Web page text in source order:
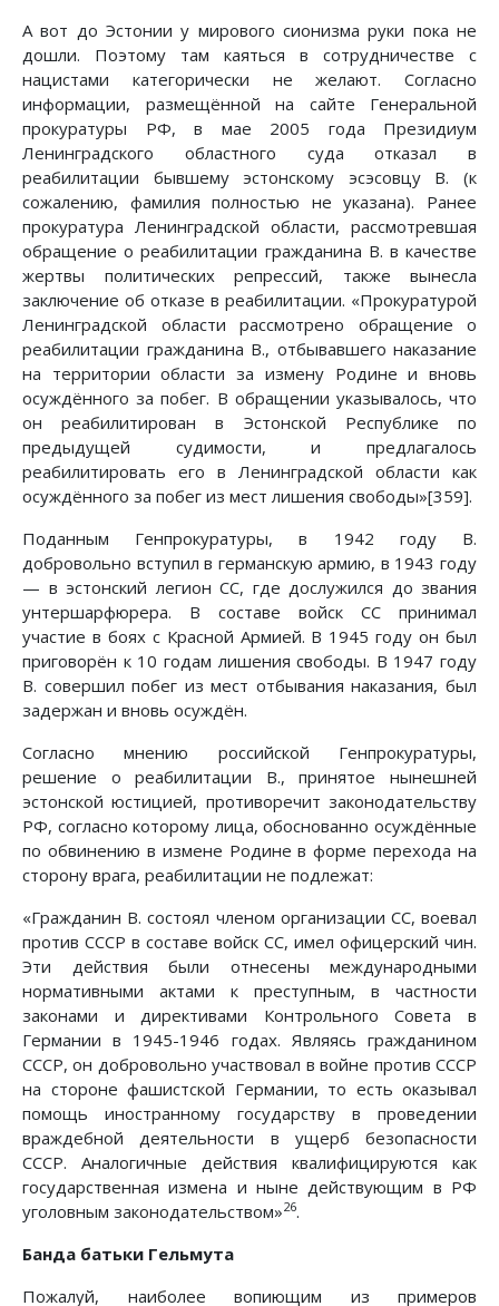
А вот до Эстонии у мирового сионизма руки пока не
дошли. Поэтому там каяться в сотрудничестве с
нацистами категорически не желают. Согласно
информации, размещённой на сайте Генеральной
прокуратуры РФ, в мае 2005 года Президиум
Ленинградского областного суда отказал в
реабилитации бывшему эстонскому эсэсовцу В. (к
сожалению, фамилия полностью не указана). Ранее
прокуратура Ленинградской области, рассмотревшая
обращение о реабилитации гражданина В. в качестве
жертвы политических репрессий, также вынесла
заключение об отказе в реабилитации. «Прокуратурой
Ленинградской области рассмотрено обращение о
реабилитации гражданина В., отбывавшего наказание
на территории области за измену Родине и вновь
осуждённого за побег. В обращении указывалось, что
он реабилитирован в Эстонской Республике по
предыдущей судимости, и предлагалось
реабилитировать его в Ленинградской области как
осуждённого за побег из мест лишения свободы»[359].
Поданным Генпрокуратуры, в 1942 году В.
добровольно вступил в германскую армию, в 1943 году
— в эстонский легион СС, где дослужился до звания
унтершарфюрера. В составе войск СС принимал
участие в боях с Красной Армией. В 1945 году он был
приговорён к 10 годам лишения свободы. В 1947 году
В. совершил побег из мест отбывания наказания, был
задержан и вновь осуждён.
Согласно мнению российской Генпрокуратуры,
решение о реабилитации В., принятое нынешней
эстонской юстицией, противоречит законодательству
РФ, согласно которому лица, обоснованно осуждённые
по обвинению в измене Родине в форме перехода на
сторону врага, реабилитации не подлежат:
«Гражданин В. состоял членом организации СС, воевал
против СССР в составе войск СС, имел офицерский чин.
Эти действия были отнесены международными
нормативными актами к преступным, в частности
законами и директивами Контрольного Совета в
Германии в 1945-1946 годах. Являясь гражданином
СССР, он добровольно участвовал в войне против СССР
на стороне фашистской Германии, то есть оказывал
помощь иностранному государству в проведении
враждебной деятельности в ущерб безопасности
СССР. Аналогичные действия квалифицируются как
государственная измена и ныне действующим в РФ
уголовным законодательством»26.
Банда батьки Гельмута
Пожалуй, наиболее вопиющим из примеров